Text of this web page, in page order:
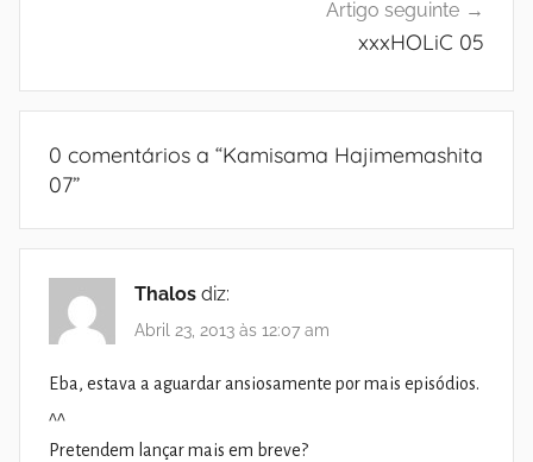
Artigo seguinte
xxxHOLiC 05
0 comentários a “Kamisama Hajimemashita
07”
Thalos diz:
Abril 23, 2013 às 12:07 am
Eba, estava a aguardar ansiosamente por mais episódios.
^^
Pretendem lançar mais em breve?